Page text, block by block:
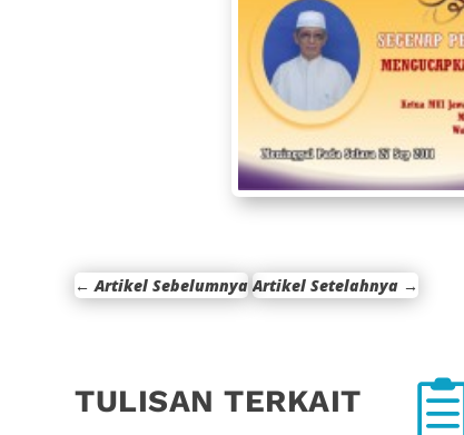
←Artikel Sebelumnya Artikel Setelahnya →
TULISAN TERKAIT 